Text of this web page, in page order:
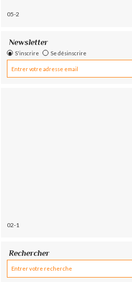
05-2
Newsletter
S'inscrire Se désinscrire
02-1
Rechercher